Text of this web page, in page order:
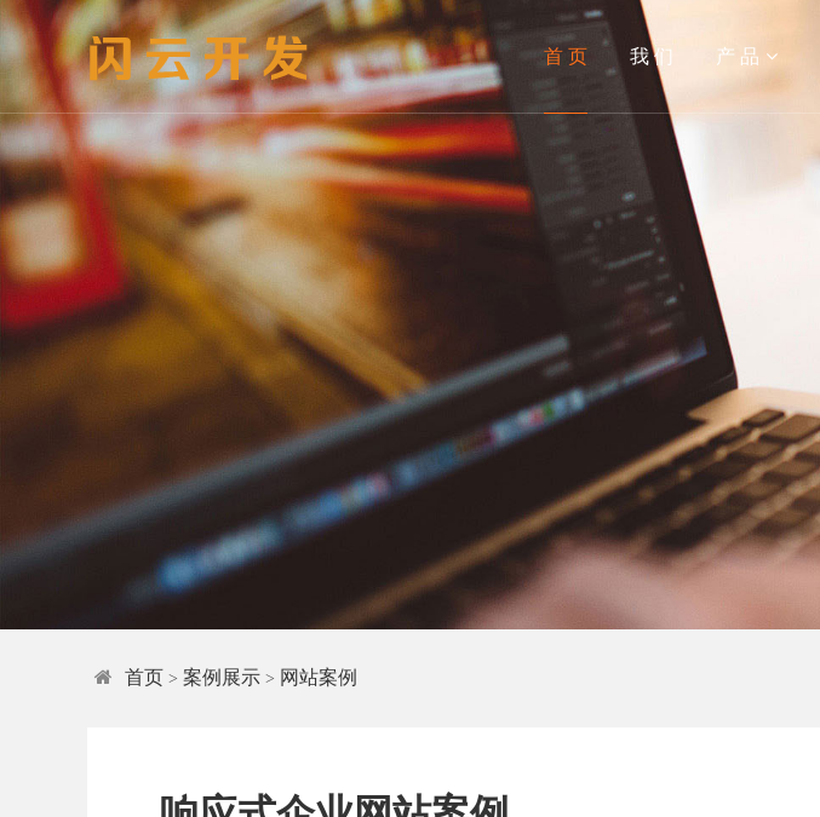
首 页 我 们 产 品
社区团购系统
官网定制 小程序开发 微信定制
网站建设
首页 > 案例展示 > 网站案例